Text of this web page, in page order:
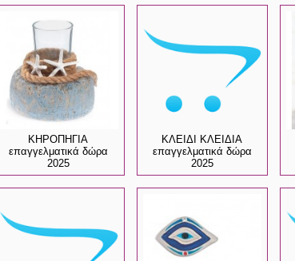
ΚΗΡΟΠΗΓΙΑ
επαγγελματικά δώρα
2025
ΚΛΕΙΔΙ ΚΛΕΙΔΙΑ
επαγγελματικά δώρα
2025